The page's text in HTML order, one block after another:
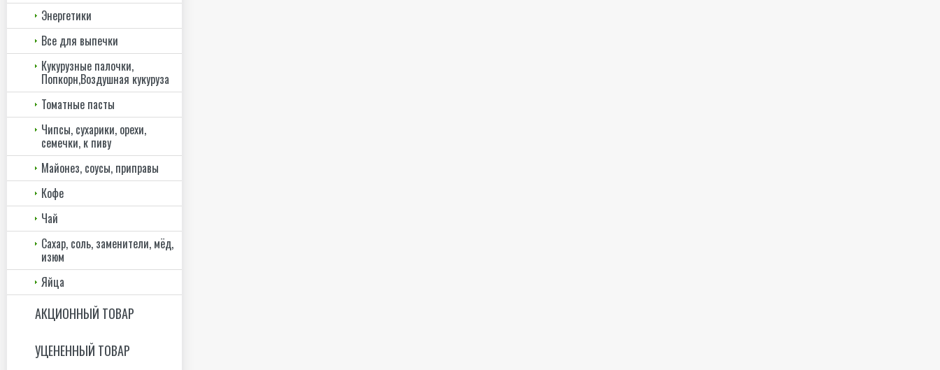
Энергетики
Все для выпечки
Кукурузные палочки,
Попкорн,Воздушная кукуруза
Томатные пасты
Чипсы, сухарики, орехи,
семечки, к пиву
Майонез, соусы, приправы
Кофе
Чай
Сахар, соль, заменители, мёд,
изюм
Яйца
АКЦИОННЫЙ ТОВАР
УЦЕНЕННЫЙ ТОВАР